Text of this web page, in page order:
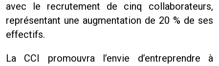
avec le recrutement de cinq collaborateurs,
représentant une augmentation de 20 % de ses
effectifs.
La CCI promouvra l’envie d’entreprendre à